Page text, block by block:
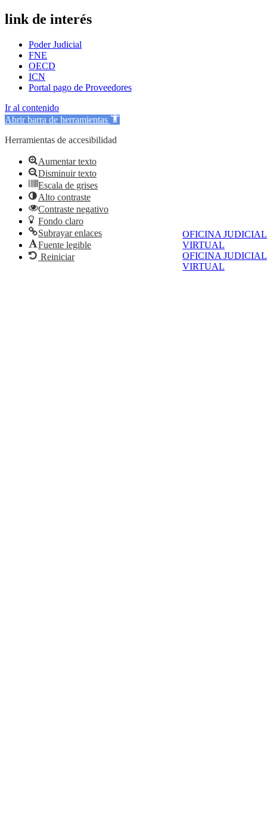
OFICINA JUDICIAL
VIRTUAL
OFICINA JUDICIAL
VIRTUAL
link de interés
Poder Judicial
FNE
OECD
ICN
Portal pago de Proveedores
Ir al contenido
Abrir barra de herramientas
Herramientas de accesibilidad
Aumentar texto
Disminuir texto
Escala de grises
Alto contraste
Contraste negativo
Fondo claro
Subrayar enlaces
Fuente legible
Reiniciar